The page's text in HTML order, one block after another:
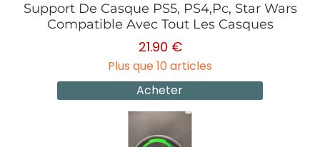
Support De Casque PS5, PS4,Pc, Star Wars
Compatible Avec Tout Les Casques
21.90 €
Plus que 10 articles
Acheter